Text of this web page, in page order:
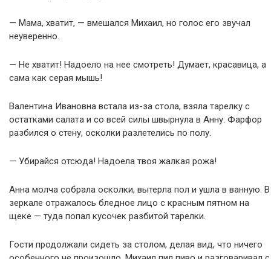
— Мама, хватит, — вмешался Михаил, но голос его звучал
неуверенно.
— Не хватит! Надоело на нее смотреть! Думает, красавица, а
сама как серая мышь!
Валентина Ивановна встала из-за стола, взяла тарелку с
остатками салата и со всей силы швырнула в Анну. Фарфор
разбился о стену, осколки разлетелись по полу.
— Убирайся отсюда! Надоела твоя жалкая рожа!
Анна молча собрала осколки, вытерла пол и ушла в ванную. В
зеркале отражалось бледное лицо с красным пятном на
щеке — туда попал кусочек разбитой тарелки.
Гости продолжали сидеть за столом, делая вид, что ничего